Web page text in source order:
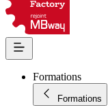
Formations
Formations